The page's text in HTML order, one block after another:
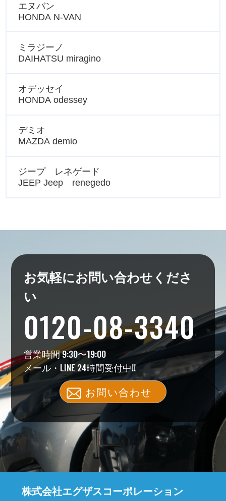
エヌバン
HONDA N-VAN
ミラジーノ
DAIHATSU miragino
オデッセイ
HONDA odessey
デミオ
MAZDA demio
ジープ レネゲード
JEEP Jeep renegedo
お気軽にお問い合わせくださ
い
0120-08-3340
営業時間 9:30〜19:00
メール・LINE 24時間受付中!!
お問い合わせ
株式会社エグザスコーポレーション